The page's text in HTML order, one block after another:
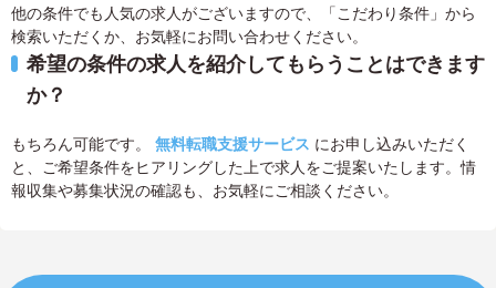
他の条件でも人気の求人がございますので、「こだわり条件」から
検索いただくか、お気軽にお問い合わせください。
希望の条件の求人を紹介してもらうことはできます
か？
もちろん可能です。 無料転職支援サービス にお申し込みいただく
と、ご希望条件をヒアリングした上で求人をご提案いたします。情
報収集や募集状況の確認も、お気軽にご相談ください。